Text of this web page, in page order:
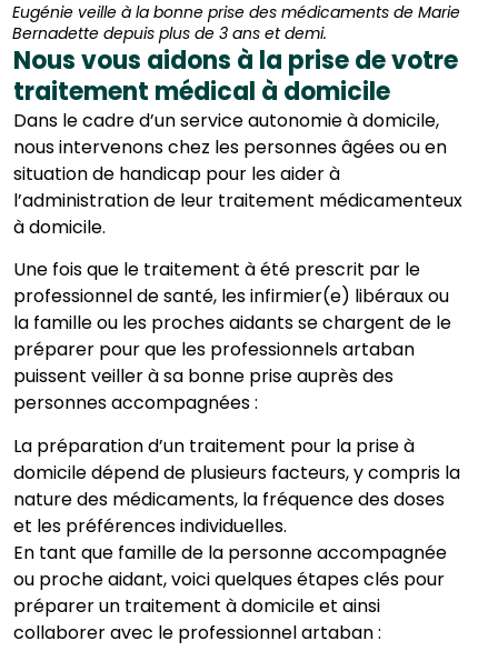
Eugénie veille à la bonne prise des médicaments de Marie
Bernadette depuis plus de 3 ans et demi.
Nous vous aidons à la prise de votre
traitement médical à domicile
Dans le cadre d’un service autonomie à domicile,
nous intervenons chez les personnes âgées ou en
situation de handicap pour les aider à
l’administration de leur traitement médicamenteux
à domicile.
Une fois que le traitement à été prescrit par le
professionnel de santé, les infirmier(e) libéraux ou
la famille ou les proches aidants se chargent de le
préparer pour que les professionnels artaban
puissent veiller à sa bonne prise auprès des
personnes accompagnées :
La préparation d’un traitement pour la prise à
domicile dépend de plusieurs facteurs, y compris la
nature des médicaments, la fréquence des doses
et les préférences individuelles.
En tant que famille de la personne accompagnée
ou proche aidant, voici quelques étapes clés pour
préparer un traitement à domicile et ainsi
collaborer avec le professionnel artaban :